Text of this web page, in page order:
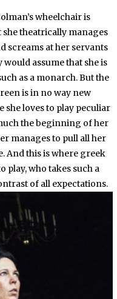
wheelchair is
theatrically manages
screams at her servants
assume that she is
as a monarch. But the
is in no way new
loves to play peculiar
the beginning of her
manages to pull all her
And this is where greek
play, who takes such a
of all expectations.